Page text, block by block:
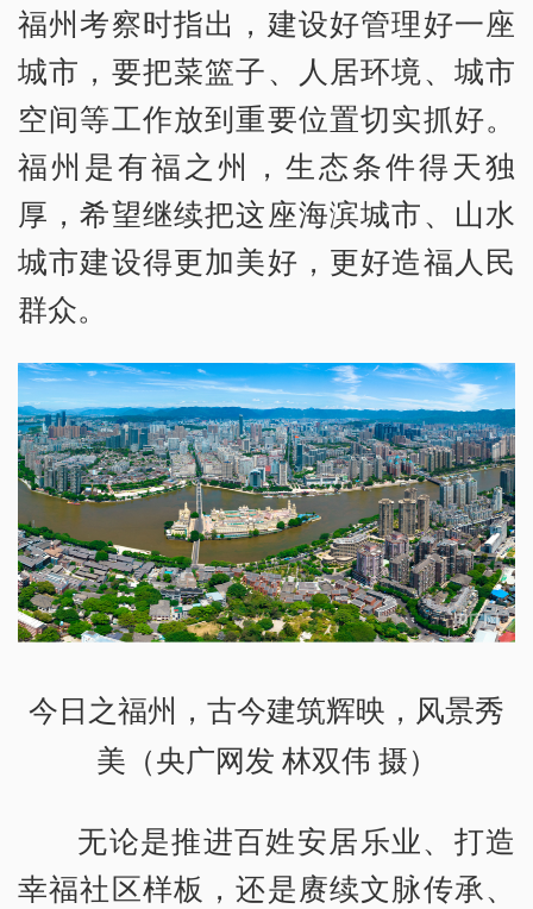
福州考察时指出，建设好管理好一座
城市，要把菜篮子、人居环境、城市
空间等工作放到重要位置切实抓好。
福州是有福之州，生态条件得天独
厚，希望继续把这座海滨城市、山水
城市建设得更加美好，更好造福人民
群众。
今日之福州，古今建筑辉映，风景秀
美（央广网发 林双伟 摄）
无论是推进百姓安居乐业、打造
幸福社区样板，还是赓续文脉传承、